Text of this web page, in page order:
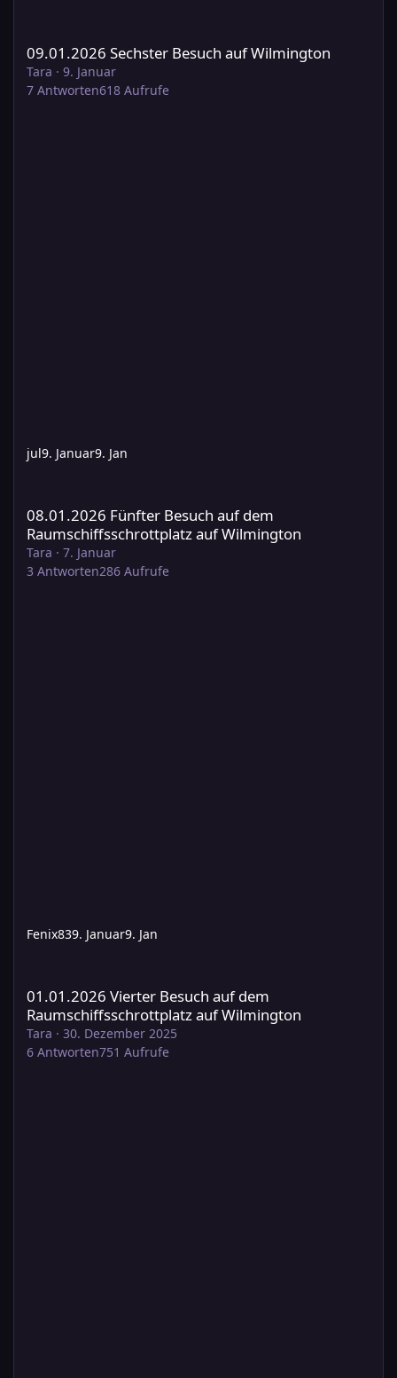
09.01.2026 Sechster Besuch auf Wilmington
Tara · 9. Januar
7 Antworten618 Aufrufe
jul9. Januar9. Jan
08.01.2026 Fünfter Besuch auf dem
Raumschiffsschrottplatz auf Wilmington
Tara · 7. Januar
3 Antworten286 Aufrufe
Fenix839. Januar9. Jan
01.01.2026 Vierter Besuch auf dem
Raumschiffsschrottplatz auf Wilmington
Tara · 30. Dezember 2025
6 Antworten751 Aufrufe